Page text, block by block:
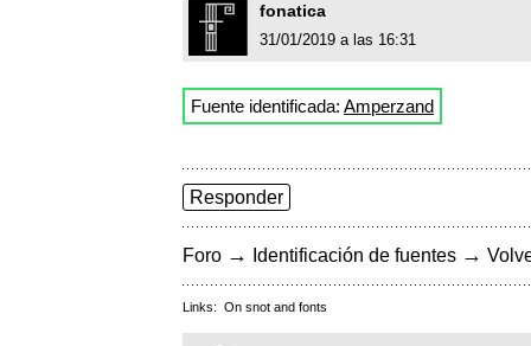
fonatica
31/01/2019 a las 16:31
Fuente identificada: Amperzand
Responder
Foro → Identificación de fuentes →
Links: On snot and fonts